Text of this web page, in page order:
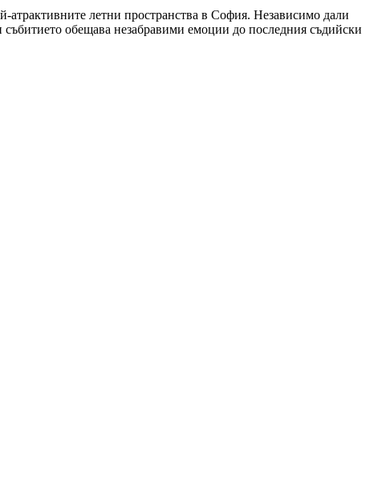
атрактивните летни пространства в София. Независимо дали
събитието обещава незабравими емоции до последния съдийски